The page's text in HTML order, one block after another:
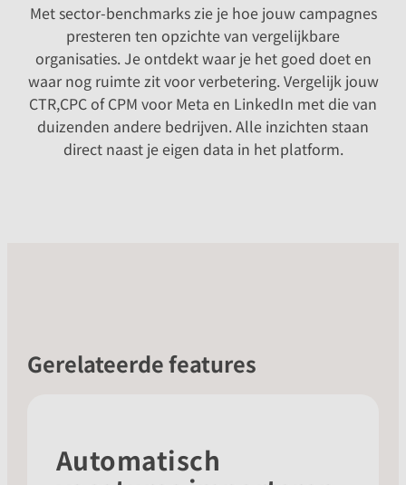
Met sector-benchmarks zie je hoe jouw campagnes
presteren ten opzichte van vergelijkbare
organisaties. Je ontdekt waar je het goed doet en
waar nog ruimte zit voor verbetering. Vergelijk jouw
CTR,CPC of CPM voor Meta en LinkedIn met die van
duizenden andere bedrijven. Alle inzichten staan
direct naast je eigen data in het platform.
Gerelateerde features
Automatisch